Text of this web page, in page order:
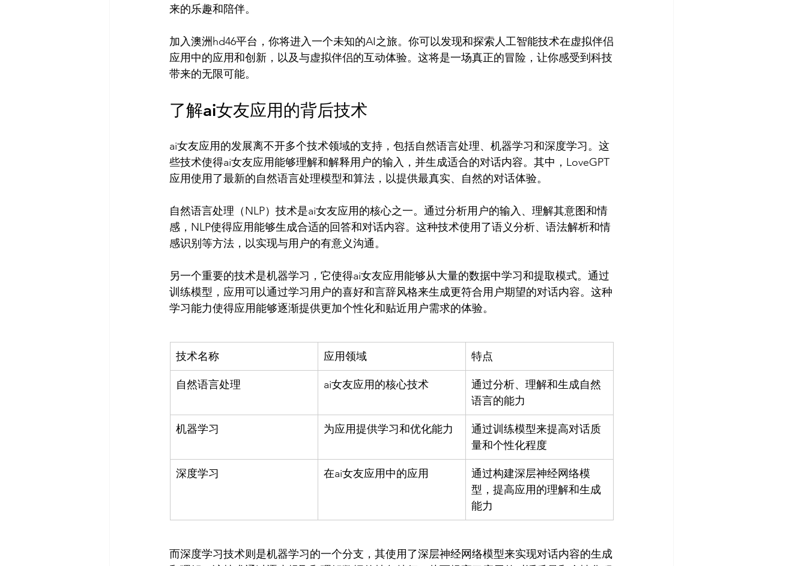
来的乐趣和陪伴。
加入澳洲hd46平台，你将进入一个未知的AI之旅。你可以发现和探索人工智能技术在虚拟伴侣
应用中的应用和创新，以及与虚拟伴侣的互动体验。这将是一场真正的冒险，让你感受到科技
了解ai女友应用的背后技术
ai女友应用的发展离不开多个技术领域的支持，包括自然语言处理、机器学习和深度学习。这
些技术使得ai女友应用能够理解和解释用户的输入，并生成适合的对话内容。其中，LoveGPT
应用使用了最新的自然语言处理模型和算法，以提供最真实、自然的对话体验。
自然语言处理（NLP）技术是ai女友应用的核心之一。通过分析用户的输入、理解其意图和情
感，NLP使得应用能够生成合适的回答和对话内容。这种技术使用了语义分析、语法解析和情
感识别等方法，以实现与用户的有意义沟通。
另一个重要的技术是机器学习，它使得ai女友应用能够从大量的数据中学习和提取模式。通过
训练模型，应用可以通过学习用户的喜好和言辞风格来生成更符合用户期望的对话内容。这种
技术名称 应用领域 特点
自然语言处理 ai女友应用的核心技术
通过分析、理解和生成自然
语言的能力
机器学习 为应用提供学习和优化能力
通过训练模型来提高对话质
量和个性化程度
深度学习 在ai女友应用中的应用
通过构建深层神经网络模
型，提高应用的理解和生成
能力
而深度学习技术则是机器学习的一个分支，其使用了深层神经网络模型来实现对话内容的生成